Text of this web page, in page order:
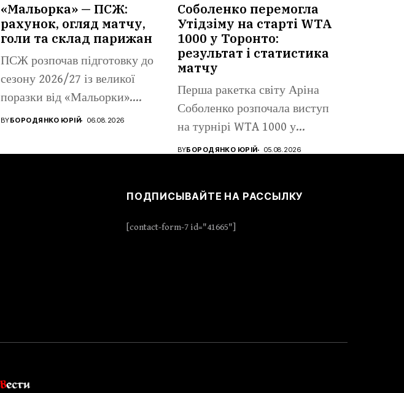
«Мальорка» — ПСЖ:
рахунок, огляд матчу,
голи та склад парижан
ПСЖ розпочав підготовку до
сезону 2026/27 із великої
поразки від «Мальорки».
Іспанський...
BYБОРОДЯНКО ЮРІЙ 06.08.2026
Соболенко перемогла
Утідзіму на старті WTA
1000 у Торонто:
результат і статистика
матчу
Перша ракетка світу Аріна
Соболенко розпочала виступ
на турнірі WTA 1000 у...
BYБОРОДЯНКО ЮРІЙ 05.08.2026
ПОДПИСЫВАЙТЕ НА РАССЫЛКУ
[contact-form-7 id="41665"]